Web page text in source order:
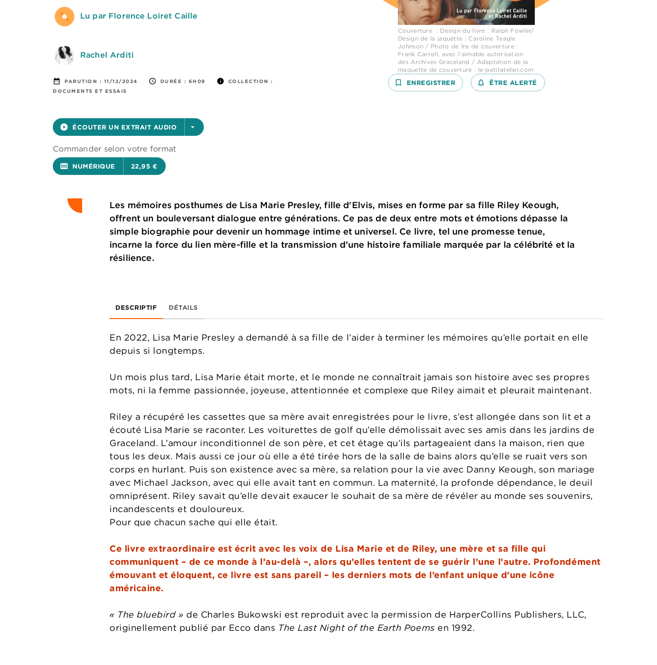
Lu par Florence Loiret Caille
Rachel Arditi
date_range PARUTION : 11/12/2024 access_time DURÉE : 6H09 info
COLLECTION :
DOCUMENTS ET ESSAIS
play_circle_filled ÉCOUTER UN EXTRAIT AUDIO arrow_drop_down
Commander selon votre format
surround_sound NUMÉRIQUE 22,95 €
Couverture : Design du livre : Ralph Fowler/
Design de la jaquette : Caroline Teagle
Johnson / Photo de 1re de couverture :
Frank Carroll, avec l’aimable autorisation
des Archives Graceland / Adaptation de la
maquette de couverture : le-petitatelier.com
bookmark_border ENREGISTRER notifications_none_outlined
ÊTRE ALERTÉ
Les mémoires posthumes de Lisa Marie Presley, fille d'Elvis, mises en forme par sa fille Riley Keough,
offrent un bouleversant dialogue entre générations. Ce pas de deux entre mots et émotions dépasse la
simple biographie pour devenir un hommage intime et universel. Ce livre, tel une promesse tenue,
incarne la force du lien mère-fille et la transmission d’une histoire familiale marquée par la célébrité et la
résilience.
DESCRIPTIF DÉTAILS
En 2022, Lisa Marie Presley a demandé à sa fille de l’aider à terminer les mémoires qu’elle portait en elle
depuis si longtemps.
Un mois plus tard, Lisa Marie était morte, et le monde ne connaîtrait jamais son histoire avec ses propres
mots, ni la femme passionnée, joyeuse, attentionnée et complexe que Riley aimait et pleurait maintenant.
Riley a récupéré les cassettes que sa mère avait enregistrées pour le livre, s’est allongée dans son lit et a
écouté Lisa Marie se raconter. Les voiturettes de golf qu’elle démolissait avec ses amis dans les jardins de
Graceland. L’amour inconditionnel de son père, et cet étage qu’ils partageaient dans la maison, rien que
tous les deux. Mais aussi ce jour où elle a été tirée hors de la salle de bains alors qu’elle se ruait vers son
corps en hurlant. Puis son existence avec sa mère, sa relation pour la vie avec Danny Keough, son mariage
avec Michael Jackson, avec qui elle avait tant en commun. La maternité, la profonde dépendance, le deuil
omniprésent. Riley savait qu’elle devait exaucer le souhait de sa mère de révéler au monde ses souvenirs,
incandescents et douloureux.
Pour que chacun sache qui elle était.
Ce livre extraordinaire est écrit avec les voix de Lisa Marie et de Riley, une mère et sa fille qui
communiquent – de ce monde à l’au-delà –, alors qu’elles tentent de se guérir l’une l’autre. Profondément
émouvant et éloquent, ce livre est sans pareil – les derniers mots de l’enfant unique d’une icône
américaine.
« The bluebird » de Charles Bukowski est reproduit avec la permission de HarperCollins Publishers, LLC,
originellement publié par Ecco dans The Last Night of the Earth Poems en 1992.